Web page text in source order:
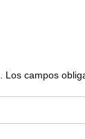
Los campos